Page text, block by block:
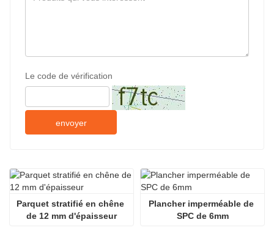
Le code de vérification
envoyer
Parquet stratifié en chêne
de 12 mm d'épaisseur
Plancher imperméable de
SPC de 6mm